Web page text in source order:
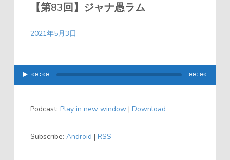
【第83回】ジャナ愚ラム
2021年5月3日
00:00 00:00
Podcast: Play in new window| Download
Subscribe: Android | RSS